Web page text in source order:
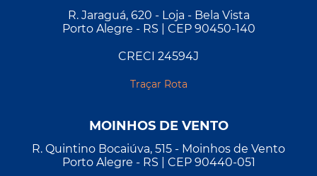
R. Jaraguá, 620 - Loja - Bela Vista
Porto Alegre - RS | CEP 90450-140
CRECI 24594J
Traçar Rota
MOINHOS DE VENTO
R. Quintino Bocaiúva, 515 - Moinhos de Vento
Porto Alegre - RS | CEP 90440-051